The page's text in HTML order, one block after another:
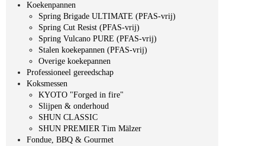
Koekenpannen
Spring Brigade ULTIMATE (PFAS-vrij)
Spring Cut Resist (PFAS-vrij)
Spring Vulcano PURE (PFAS-vrij)
Stalen koekepannen (PFAS-vrij)
Overige koekepannen
Professioneel gereedschap
Koksmessen
KYOTO "Forged in fire"
Slijpen & onderhoud
SHUN CLASSIC
SHUN PREMIER Tim Mälzer
Fondue, BBQ & Gourmet